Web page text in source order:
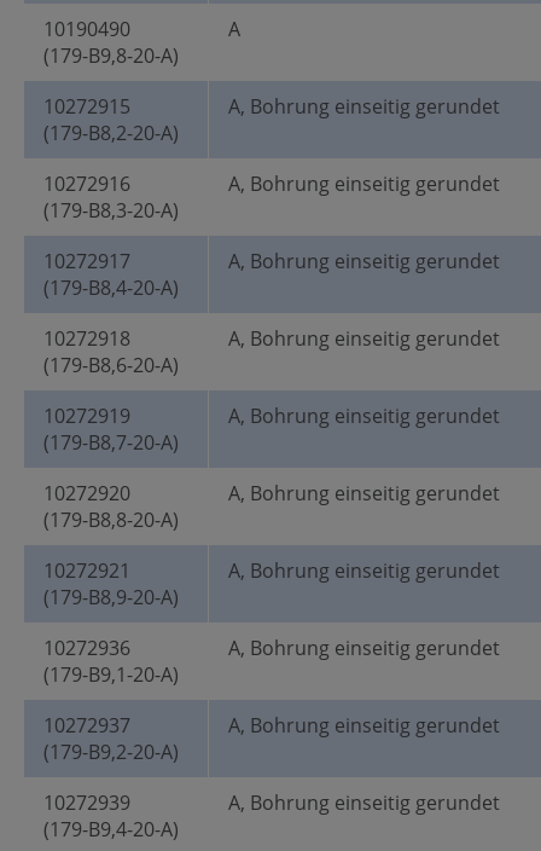
10190490
(179-B9,8-20-A)
A
10272915
(179-B8,2-20-A)
A, Bohrung einseitig gerundet
10272916
(179-B8,3-20-A)
A, Bohrung einseitig gerundet
10272917
(179-B8,4-20-A)
A, Bohrung einseitig gerundet
10272918
(179-B8,6-20-A)
A, Bohrung einseitig gerundet
10272919
(179-B8,7-20-A)
A, Bohrung einseitig gerundet
10272920
(179-B8,8-20-A)
A, Bohrung einseitig gerundet
10272921
(179-B8,9-20-A)
A, Bohrung einseitig gerundet
10272936
(179-B9,1-20-A)
A, Bohrung einseitig gerundet
10272937
(179-B9,2-20-A)
A, Bohrung einseitig gerundet
10272939
(179-B9,4-20-A)
A, Bohrung einseitig gerundet